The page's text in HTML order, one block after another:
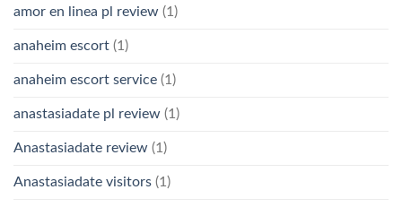
amor en linea pl review (1)
anaheim escort (1)
anaheim escort service (1)
anastasiadate pl review (1)
Anastasiadate review (1)
Anastasiadate visitors (1)